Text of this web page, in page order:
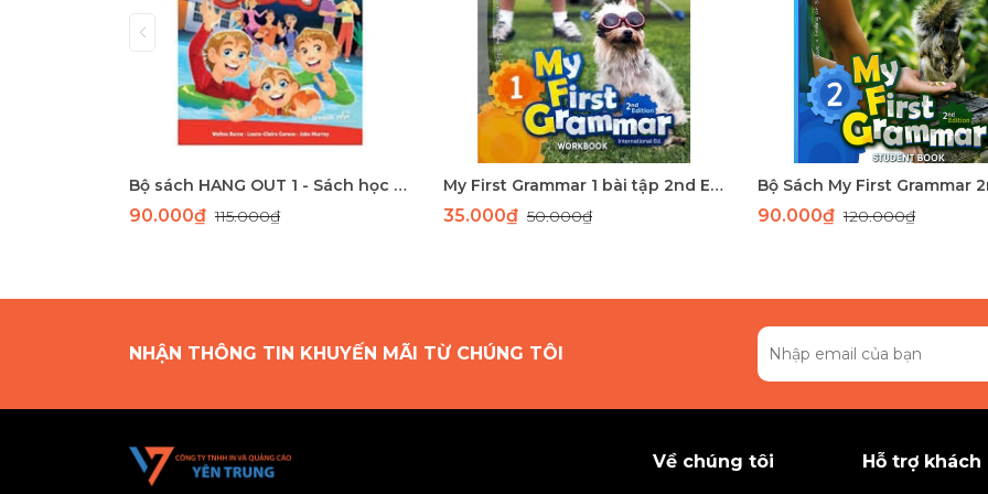
Bộ sách HANG OUT 1 - Sách học tiếng Anh giao tiếp dành cho học sinh tiểu học
90.000₫115.000₫
My First Grammar 1 bài tập 2nd Edition
35.000₫ 50.000₫ 90.000₫120.000₫
NHẬN THÔNG TIN KHUYẾN MÃI TỪ CHÚNG TÔI
Về chúng tôi Hỗ trợ khách